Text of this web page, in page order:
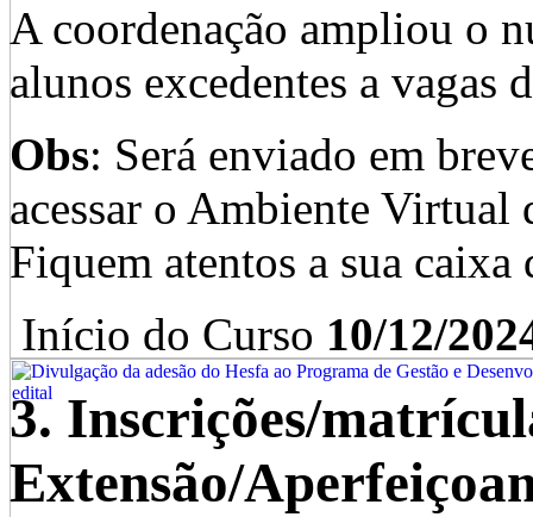
A coordenação ampliou o
alunos excedentes a vagas
Obs: Será enviado em
acessar o Ambiente
Fiquem atentos a sua caixa
Início do Curso 10/12/
3. Inscrições/
Extensão/